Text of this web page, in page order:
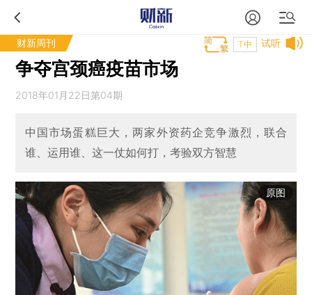
财新周刊 试听
T中
争夺宫颈癌疫苗市场
2018年01月22日第04期
中国市场蛋糕巨大，两家外资药企竞争激烈，联合
谁、运用谁、这一仗如何打，考验双方智慧
原图